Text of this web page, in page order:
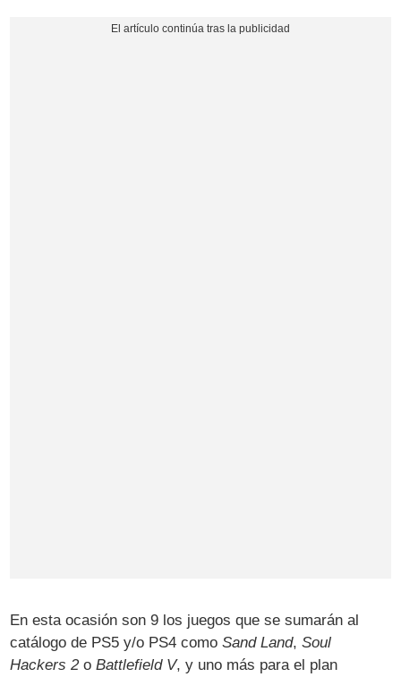
En esta ocasión son 9 los juegos que se sumarán al
catálogo de PS5 y/o PS4 comoSand Land,Soul
Hackers 2oBattlefield V, y uno más para el plan